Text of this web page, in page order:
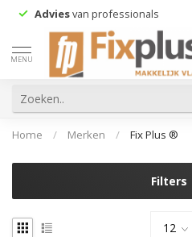
Adviesvan professionals
MENU
Home / Merken / Fix Plus ®
Filters